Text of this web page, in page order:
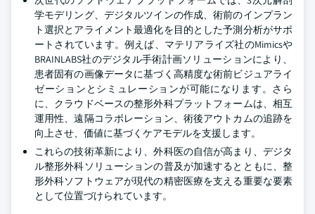
学モデリング、デジタルツインの作成、術前のインプラン
ト選択とアライメント最適化を目的とした予測分析がサポ
ートされています。例えば、マテリアライズ社のMimicsや
BRAINLABS社のデジタル手術計画ソリューションにより、
患者固有の画像データに基づく高精度な術前ビジュアライ
ゼーションとシミュレーションが可能になります。さら
に、クラウドベースの整形外科プラットフォームは、相互
運用性、遠隔コラボレーション、術後アウトカムの追跡を
向上させ、価値に基づくケアモデルを支援します。
これらの技術革新により、外科医の自信が高まり、デジタ
ル整形外科ソリューションの普及が加速するとともに、整
形外科ソフトウェアが現代の精密医療を支える重要な要素
として位置づけられています。